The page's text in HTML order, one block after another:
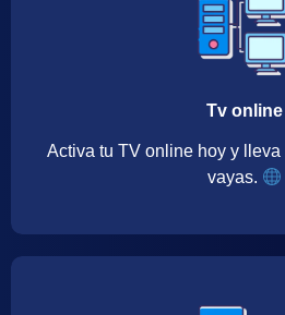
Tv online
Activa tu TV online hoy y
vayas.